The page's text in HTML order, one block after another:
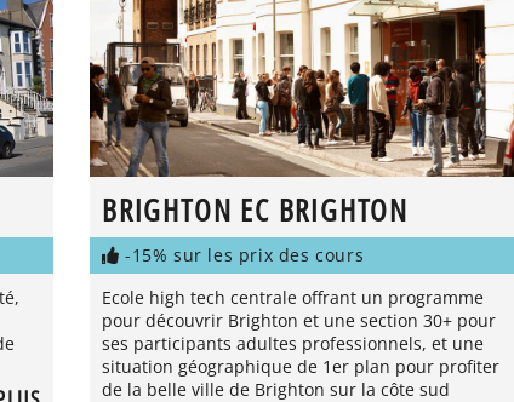
BRIGHTON EC BRIGHTON
-15% sur les prix des cours
Ecole high tech centrale offrant un programme
pour découvrir Brighton et une section 30+ pour
ses participants adultes professionnels, et une
situation géographique de 1er plan pour profiter
de la belle ville de Brighton sur la côte sud